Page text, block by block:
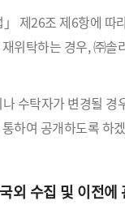
제26조 제6항에 따
위탁하는 경우, ㈜솔
수탁자가 변경될 경
하여 공개하도록 하
외 수집 및 이전에